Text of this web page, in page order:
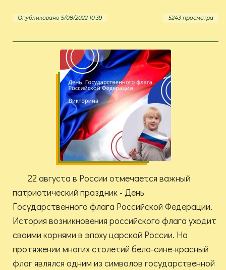
Опубликовано 5/08/2022 10:39 5243 просмотра
22 августа в России отмечается важный
патриотический праздник - День
Государственного флага Российской Федерации.
История возникновения российского флага уходит
своими корнями в эпоху царской России. На
протяжении многих столетий бело-сине-красный
флаг являлся одним из символов государственной